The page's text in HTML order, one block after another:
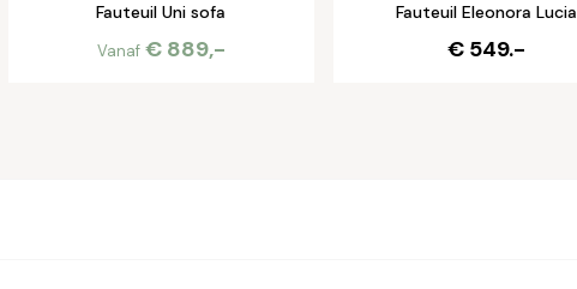
Fauteuil Uni sofa
Vanaf € 889,-
Fauteuil Eleonora Lucia
€ 549.-